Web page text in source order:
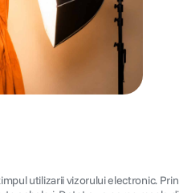
utilizarii vizorului electronic.